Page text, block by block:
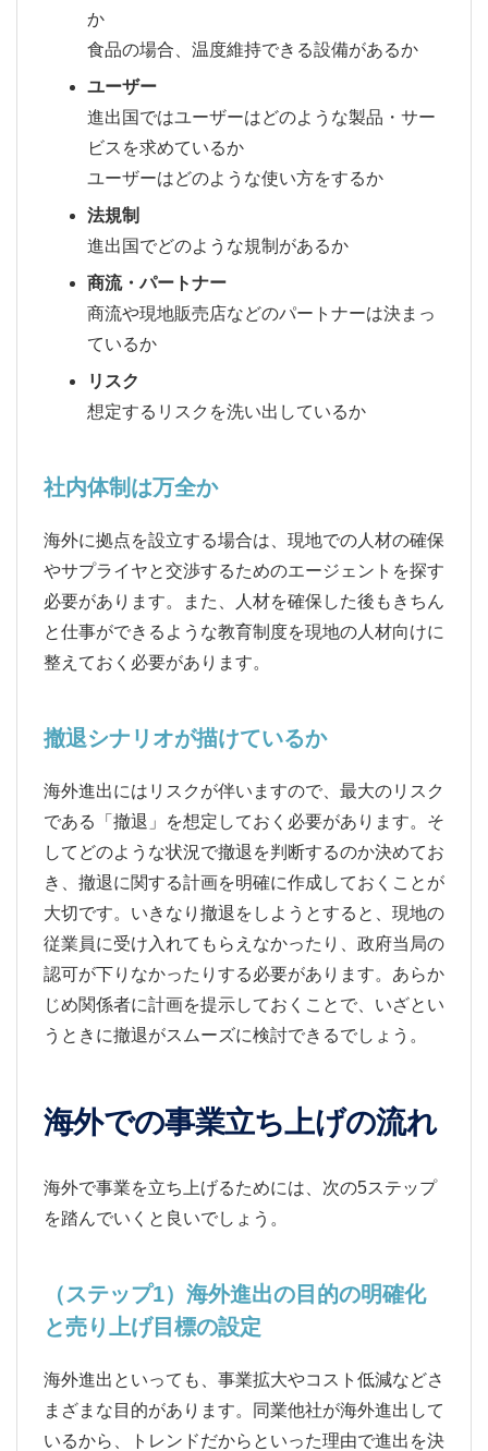
か
食品の場合、温度維持できる設備があるか
ユーザー
進出国ではユーザーはどのような製品・サー
ビスを求めているか
ユーザーはどのような使い方をするか
法規制
進出国でどのような規制があるか
商流・パートナー
商流や現地販売店などのパートナーは決まっ
ているか
リスク
想定するリスクを洗い出しているか
社内体制は万全か
海外に拠点を設立する場合は、現地での人材の確保
やサプライヤと交渉するためのエージェントを探す
必要があります。また、人材を確保した後もきちん
と仕事ができるような教育制度を現地の人材向けに
整えておく必要があります。
撤退シナリオが描けているか
海外進出にはリスクが伴いますので、最大のリスク
である「撤退」を想定しておく必要があります。そ
してどのような状況で撤退を判断するのか決めてお
き、撤退に関する計画を明確に作成しておくことが
大切です。いきなり撤退をしようとすると、現地の
従業員に受け入れてもらえなかったり、政府当局の
認可が下りなかったりする必要があります。あらか
じめ関係者に計画を提示しておくことで、いざとい
うときに撤退がスムーズに検討できるでしょう。
海外での事業立ち上げの流れ
海外で事業を立ち上げるためには、次の5ステップ
を踏んでいくと良いでしょう。
（ステップ1）海外進出の目的の明確化
と売り上げ目標の設定
海外進出といっても、事業拡大やコスト低減などさ
まざまな目的があります。同業他社が海外進出して
いるから、トレンドだからといった理由で進出を決